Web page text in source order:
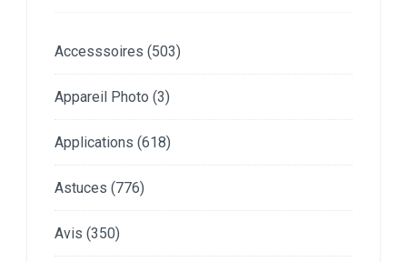
Accesssoires (503)
Appareil Photo (3)
Applications (618)
Astuces (776)
Avis (350)